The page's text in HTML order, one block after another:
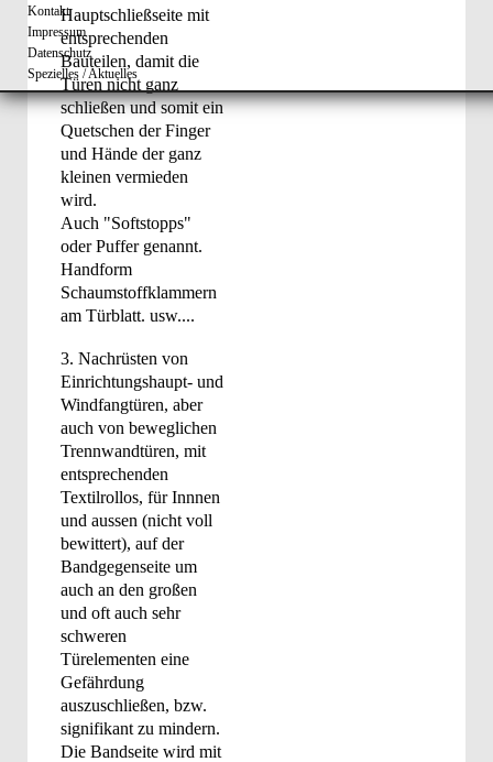
Kontakt
Impressum
Datenschutz
Spezielles / Aktuelles
Hauptschließseite mit
entsprechenden
Bauteilen, damit die
Türen nicht ganz
schließen und somit ein
Quetschen der Finger
und Hände der ganz
kleinen vermieden
wird.
Auch "Softstopps"
oder Puffer genannt.
Handform
Schaumstoffklammern
am Türblatt. usw....
3. Nachrüsten von
Einrichtungshaupt- und
Windfangtüren, aber
auch von beweglichen
Trennwandtüren, mit
entsprechenden
Textilrollos, für Innnen
und aussen (nicht voll
bewittert), auf der
Bandgegenseite um
auch an den großen
und oft auch sehr
schweren
Türelementen eine
Gefährdung
auszuschließen, bzw.
signifikant zu mindern.
Die Bandseite wird mit